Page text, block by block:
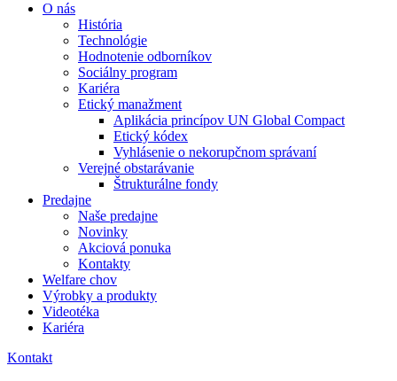
O nás
História
Technológie
Hodnotenie odborníkov
Sociálny program
Kariéra
Etický manažment
Aplikácia princípov UN Global Compact
Etický kódex
Vyhlásenie o nekorupčnom správaní
Verejné obstarávanie
Štrukturálne fondy
Predajne
Naše predajne
Novinky
Akciová ponuka
Kontakty
Welfare chov
Výrobky a produkty
Videotéka
Kariéra
Kontakt